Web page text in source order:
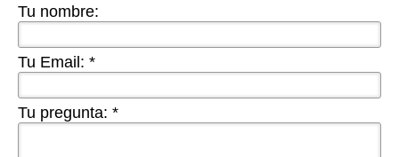
Tu nombre:
Tu Email: *
Tu pregunta: *